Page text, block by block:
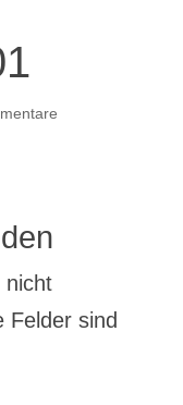
nicht
Felder sind